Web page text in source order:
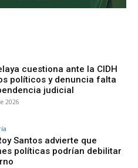
cuestiona ante la CIDH
políticos y denuncia falta
judicial
2026
Santos advierte que
políticas podrían debilitar